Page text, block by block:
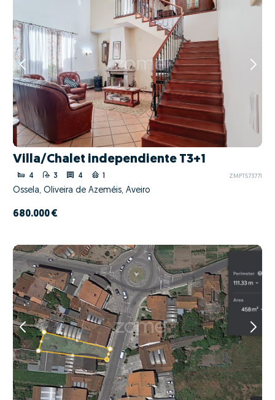
Villa/Chalet independiente T3+1
4 3 4 1 ZMPT573771
Ossela, Oliveira de Azeméis, Aveiro
680.000 €